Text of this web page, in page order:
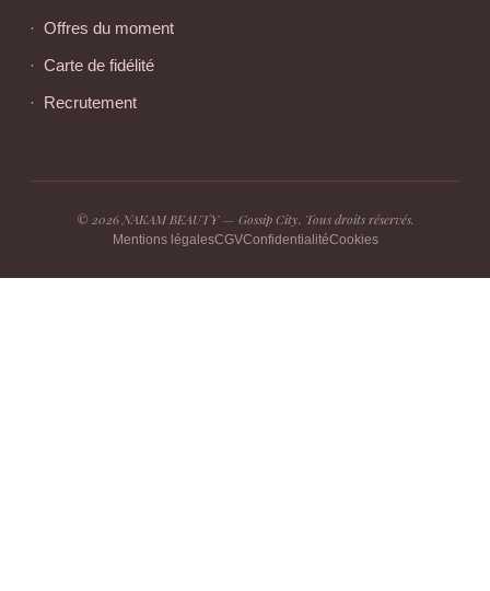
Offres du moment
Carte de fidélité
Recrutement
© 2026 NAKAM BEAUTY — Gossip City. Tous droits réservés.
Mentions légalesCGVConfidentialitéCookies